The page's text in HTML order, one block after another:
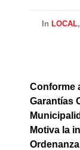
In LOCAL,
Conforme
Garantías
Motiva la